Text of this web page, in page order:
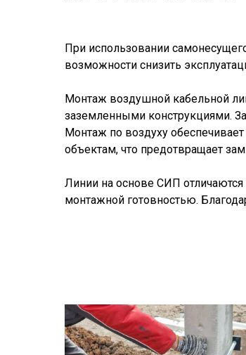
При использовании
возможности снизить
Монтаж воздушной кабельной
заземленными конструкциями.
Монтаж по воздуху
объектам, что предотвращает
Линии на основе СИП
монтажной готовностью.